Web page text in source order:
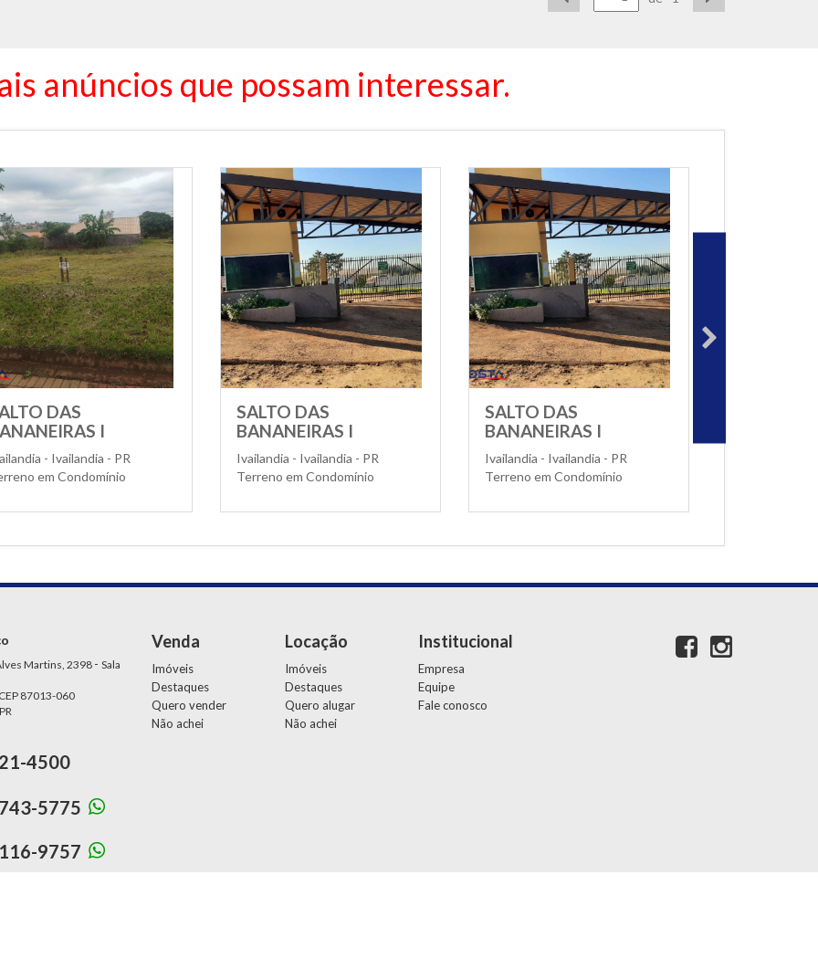
anúncios que possam interessar.
DAS
I
- Ivailandia - PR
em Condomínio
SALTO DAS
BANANEIRAS I
Ivailandia - Ivailandia - PR
Terreno em Condomínio
SALTO DAS
BANANEIRAS I
Ivailandia - Ivailandia - PR
Terreno em Condomínio
Martins, 2398 - Sala
87013-060
4500
5775
9757
Venda
Imóveis
Destaques
Quero vender
Não achei
Locação
Imóveis
Destaques
Quero alugar
Não achei
Institucional
Empresa
Equipe
Fale conosco